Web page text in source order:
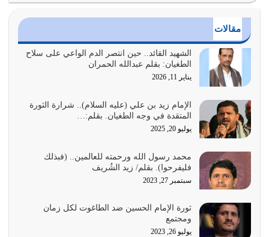
الدين الذي شرعه الله لا يجوز أن يخضع لآرائنا وأهوائنا
واجتهاداتنا لأننا سنختلف ونتفرق
يوليو 24, 2026
أمة عاجزة عن النهوض…
يوليو 23, 2026
بحبل الله جميعاً وليس كل…
يوليو 22, 2026
يشاء ويذل من يشاء
يوليو 21, 2026
مقالات
الشهيد القائد.. حين انتصر الدم الواعي على سلاح
الطغيان: بقلم عبدالله الحمران
يناير 11, 2026
الإمام زيد بن علي (عليه السلام).. شرارة الثورة
المتقدة في وجه الطغيان. بقلم:…
يوليو 20, 2025
محمد رسول الله ورحمته للعالمين.. (فبذلك
فليفرحوا). بقلم/ زيد الشُريف
سبتمبر 27, 2023
ثورة الإمام الحسين ضد الطاغوت لكل زمان
ومجتمع
يوليو 26, 2023